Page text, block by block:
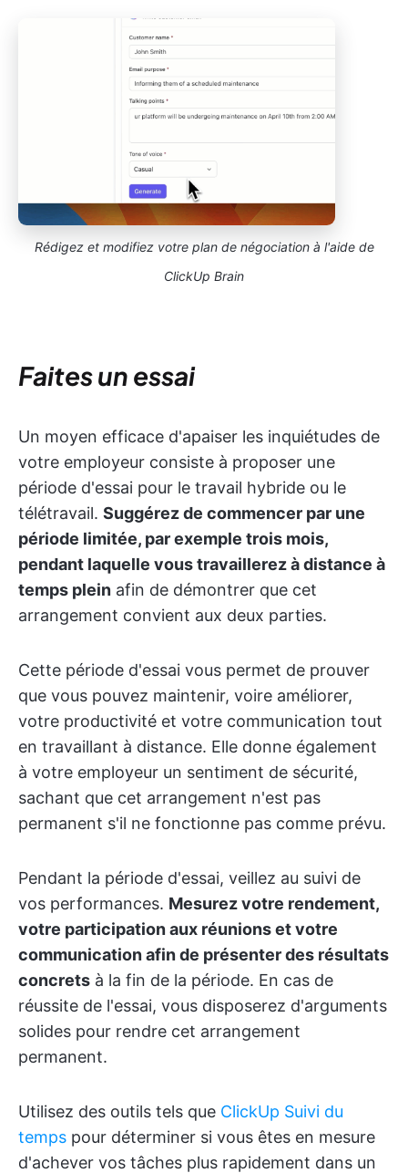
Rédigez et modifiez votre plan de négociation à l'aide de
ClickUp Brain
Faites un essai
Un moyen efficace d'apaiser les inquiétudes de
votre employeur consiste à proposer une
période d'essai pour le travail hybride ou le
télétravail. Suggérez de commencer par une
période limitée, par exemple trois mois,
pendant laquelle vous travaillerez à distance à
temps plein afin de démontrer que cet
arrangement convient aux deux parties.
Cette période d'essai vous permet de prouver
que vous pouvez maintenir, voire améliorer,
votre productivité et votre communication tout
en travaillant à distance. Elle donne également
à votre employeur un sentiment de sécurité,
sachant que cet arrangement n'est pas
permanent s'il ne fonctionne pas comme prévu.
Pendant la période d'essai, veillez au suivi de
vos performances. Mesurez votre rendement,
votre participation aux réunions et votre
communication afin de présenter des résultats
concrets à la fin de la période. En cas de
réussite de l'essai, vous disposerez d'arguments
solides pour rendre cet arrangement
permanent.
Utilisez des outils tels que ClickUp Suivi du
temps pour déterminer si vous êtes en mesure
d'achever vos tâches plus rapidement dans un